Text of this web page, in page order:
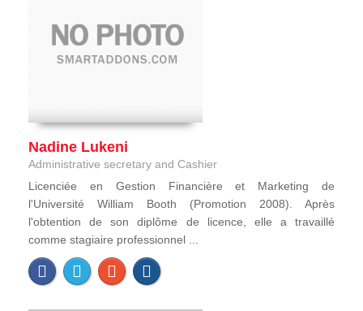
Nadine Lukeni
Administrative secretary and Cashier
Licenciée en Gestion Financière et Marketing de
l'Université William Booth (Promotion 2008). Après
l'obtention de son diplôme de licence, elle a travaillé
comme stagiaire professionnel ...